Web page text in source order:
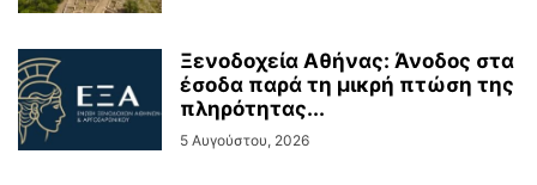
Ξενοδοχεία Αθήνας: Άνοδος στα
έσοδα παρά τη μικρή πτώση της
πληρότητας...
5 Αυγούστου, 2026